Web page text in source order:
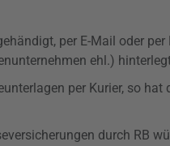
per E-Mail oder
ehl.)
per Kurier, so
durch RB